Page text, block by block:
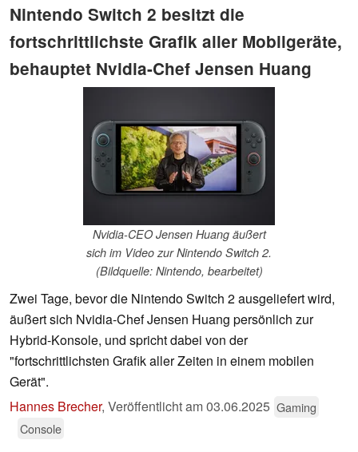
Nintendo Switch 2 besitzt die
fortschrittlichste Grafik aller Mobilgeräte,
behauptet Nvidia-Chef Jensen Huang
Nvidia-CEO Jensen Huang äußert
sich im Video zur Nintendo Switch 2.
(Bildquelle: Nintendo, bearbeitet)
Zwei Tage, bevor die Nintendo Switch 2 ausgeliefert wird,
äußert sich Nvidia-Chef Jensen Huang persönlich zur
Hybrid-Konsole, und spricht dabei von der
"fortschrittlichsten Grafik aller Zeiten in einem mobilen
Gerät".
Hannes Brecher, Veröffentlicht am03.06.2025 Gaming
Console